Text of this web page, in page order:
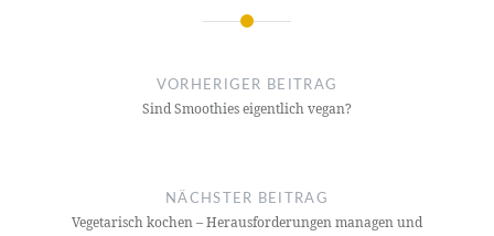
NavigationVORHERIGER BEITRAG
Sind Smoothies eigentlich vegan?
NÄCHSTER BEITRAG
Vegetarisch kochen – Herausforderungen managen und